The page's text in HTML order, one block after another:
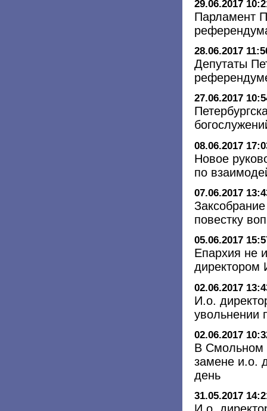
29.06.2017
Парламент
28.06.2017
Депутаты
27.06.2017
08.06.2017
Новое
по
07.06.2017
повестку
05.06.2017
Епархия не
директором
02.06.2017
И.о.
увольнении
02.06.2017
В Смольном
замене и.о.
день
31.05.2017